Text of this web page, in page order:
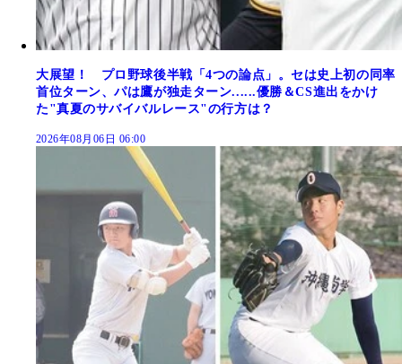
大展望！ プロ野球後半戦「4つの論点」。セは史上初の同率
首位ターン、パは鷹が独走ターン......優勝＆CS進出をかけ
た"真夏のサバイバルレース"の行方は？
2026年08月06日 06:00